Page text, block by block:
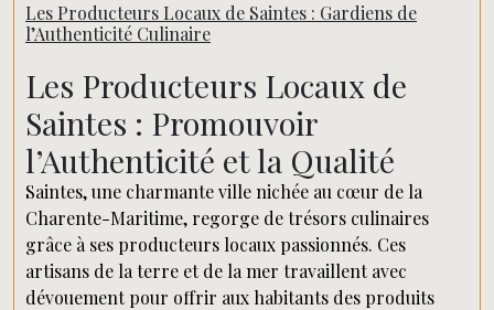
Les Producteurs Locaux de Saintes : Gardiens de
l’Authenticité Culinaire
Les Producteurs Locaux de
Saintes : Promouvoir
l’Authenticité et la Qualité
Saintes, une charmante ville nichée au cœur de la
Charente-Maritime, regorge de trésors culinaires
grâce à ses producteurs locaux passionnés. Ces
artisans de la terre et de la mer travaillent avec
dévouement pour offrir aux habitants des produits